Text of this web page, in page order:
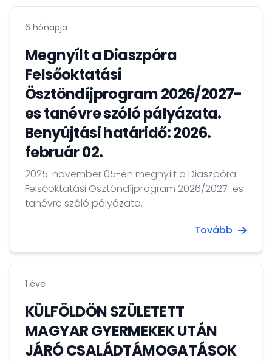
6 hónapja
Megnyílt a Diaszpóra
Felsőoktatási
Ösztöndíjprogram 2026/2027-
es tanévre szóló pályázata.
Benyújtási határidő: 2026.
február 02.
2025. november 05-én megnyílt a Diaszpóra
Felsőoktatási Ösztöndíjprogram 2026/2027-es
tanévre szóló pályázata.
Tovább
1 éve
KÜLFÖLDÖN SZÜLETETT
MAGYAR GYERMEKEK UTÁN
JÁRÓ CSALÁDTÁMOGATÁSOK